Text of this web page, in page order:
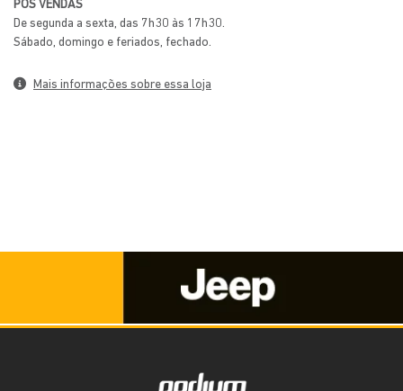
Pós-vendas
PÓS VENDAS
Sábado, domingo e feriados, fechado.